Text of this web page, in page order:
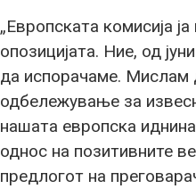
„Европската комисија
опозицијата. Ние, од
да испорачаме. Мислам
одбележување за
нашата европска
однос на позитивните
предлогот на